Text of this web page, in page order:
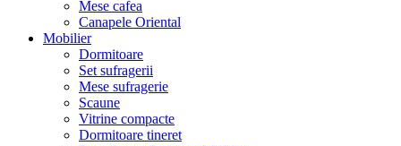
Mese cafea
Canapele Oriental
Mobilier
Dormitoare
Set sufragerii
Mese sufragerie
Scaune
Vitrine compacte
Dormitoare tineret